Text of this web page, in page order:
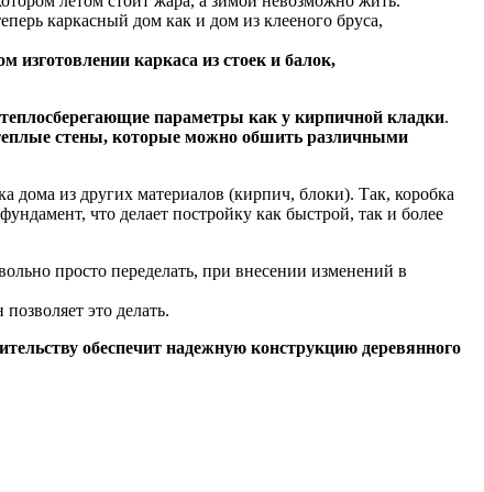
каркасный дом как и дом из клееного бруса,
изготовлении каркаса из стоек и балок,
параметры как у кирпичной кладки.
стены, которые можно обшить различными
дома из других материалов (кирпич, блоки). Так, коробка
что делает постройку как быстрой, так и более
просто переделать, при внесении изменений в
это делать.
обеспечит надежную конструкцию деревянного